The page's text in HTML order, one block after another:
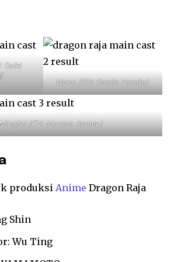
Daiki
Nono (CV: Kaede Hondo)
(CV: Murase Ayumu)
produksi Anime Dragon Raja
Shin
Wu Ting